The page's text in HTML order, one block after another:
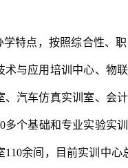
特点，按照综合性、
术与应用培训中心、物
汽车仿真实训室、会
个基础和专业实验实
余间，目前实训中